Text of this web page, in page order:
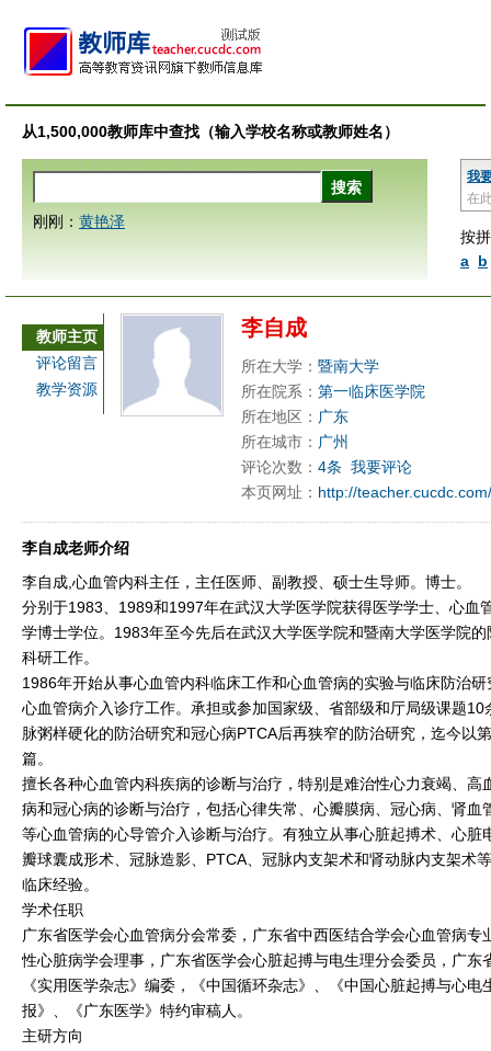
从1,500,000教师库中查找（输入学校名称或教师姓名）
我
在
按
a b
刚刚： 黄艳泽
教师主页
评论留言
教学资源
李自成
所在大学： 暨南大学
所在院系： 第一临床医学院
所在地区： 广东
所在城市： 广州
评论次数： 4条 我要评论
本页网址： http://
李自成老师介绍
李自成,心血管内科主任，主任医师、副教授、硕士生导师。博士。
分别于1983、1989和1997年在武汉大学医学院获得医学学士、心血
学博士学位。1983年至今先后在武汉大学医学院和暨南大学医学院
科研工作。
1986年开始从事心血管内科临床工作和心血管病的实验与临床防治
心血管病介入诊疗工作。承担或参加国家级、省部级和厅局级课题
脉粥样硬化的防治研究和冠心病PTCA后再狭窄的防治研究，迄今以
篇。
擅长各种心血管内科疾病的诊断与治疗，特别是难治性心力衰竭、高
病和冠心病的诊断与治疗，包括心律失常、心瓣膜病、冠心病、肾血
等心血管病的心导管介入诊断与治疗。有独立从事心脏起搏术、心脏
瓣球囊成形术、冠脉造影、PTCA、冠脉内支架术和肾动脉内支架术
临床经验。
学术任职
广东省医学会心血管病分会常委，广东省中西医结合学会心血管病专
性心脏病学会理事，广东省医学会心脏起搏与电生理分会委员，广东
《实用医学杂志》编委，《中国循环杂志》、《中国心脏起搏与心
报》、《广东医学》特约审稿人。
主研方向